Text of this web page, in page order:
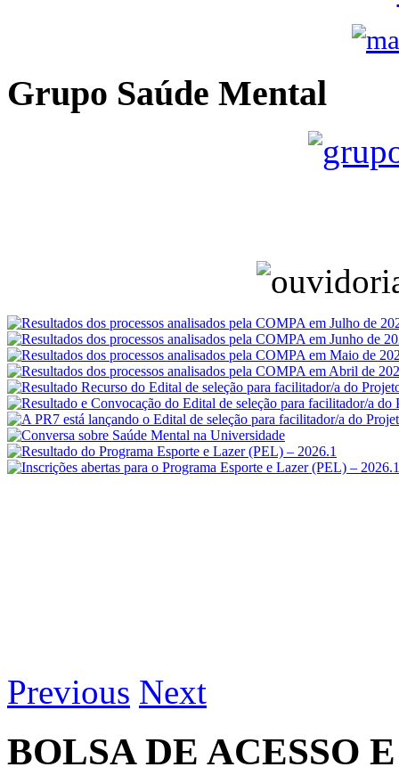
Grupo Saúde Mental
Previous Next
BOLSA DE ACESSO